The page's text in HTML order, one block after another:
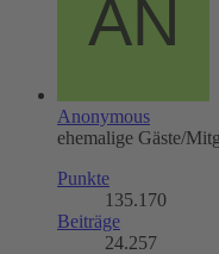
Anonymous
ehemalige Gäste/
Punkte
135.170
Beiträge
24.257